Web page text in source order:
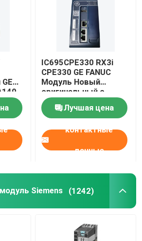
IC695CPE330 RX3i
CPE330 GE FANUC
Модуль Новый
оригинальный с
запечатанным
Лучшая цена
контактные
данные
Siemens (1242)